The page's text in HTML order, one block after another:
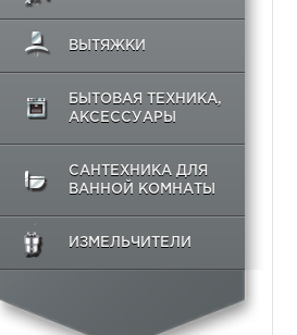
ВЫТЯЖКИ
БЫТОВАЯ ТЕХНИКА,
АКСЕССУАРЫ
САНТЕХНИКА ДЛЯ
ВАННОЙ КОМНАТЫ
ИЗМЕЛЬЧИТЕЛИ